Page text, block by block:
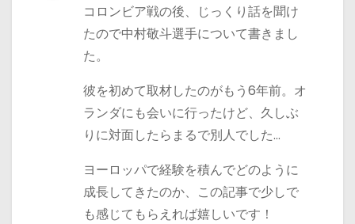
コロンビア戦の後、じっくり話を聞け
たので中村敬斗選手について書きまし
た。
彼を初めて取材したのがもう6年前。オ
ランダにも会いに行ったけど、久しぶ
りに対面したらまるで別人でした…
ヨーロッパで経験を積んでどのように
成長してきたのか、この記事で少しで
も感じてもらえれば嬉しいです！